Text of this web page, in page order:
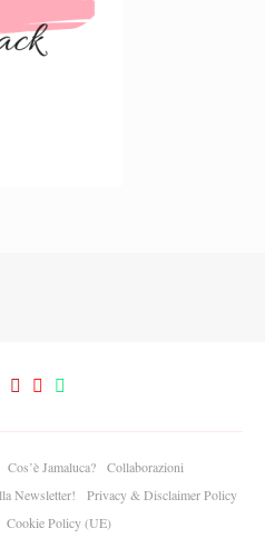
Cos’è Jamaluca?
Collaborazioni
Newsletter!
Privacy & Disclaimer Policy
Cookie Policy (UE)